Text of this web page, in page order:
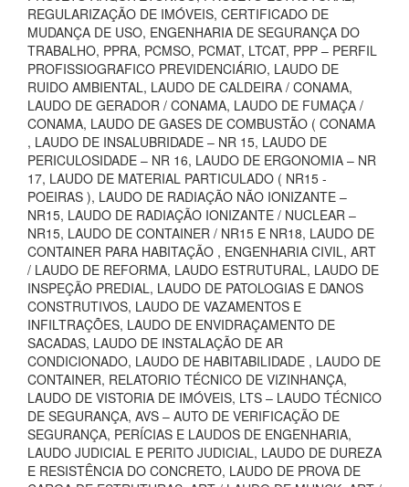
REGULARIZAÇÃO DE IMÓVEIS, CERTIFICADO DE
MUDANÇA DE USO, ENGENHARIA DE SEGURANÇA DO
TRABALHO, PPRA, PCMSO, PCMAT, LTCAT, PPP – PERFIL
PROFISSIOGRAFICO PREVIDENCIÁRIO, LAUDO DE
RUIDO AMBIENTAL, LAUDO DE CALDEIRA / CONAMA,
LAUDO DE GERADOR / CONAMA, LAUDO DE FUMAÇA /
CONAMA, LAUDO DE GASES DE COMBUSTÃO ( CONAMA
, LAUDO DE INSALUBRIDADE – NR 15, LAUDO DE
PERICULOSIDADE – NR 16, LAUDO DE ERGONOMIA – NR
17, LAUDO DE MATERIAL PARTICULADO ( NR15 -
POEIRAS ), LAUDO DE RADIAÇÃO NÃO IONIZANTE –
NR15, LAUDO DE RADIAÇÃO IONIZANTE / NUCLEAR –
NR15, LAUDO DE CONTAINER / NR15 E NR18, LAUDO DE
CONTAINER PARA HABITAÇÃO , ENGENHARIA CIVIL, ART
/ LAUDO DE REFORMA, LAUDO ESTRUTURAL, LAUDO DE
INSPEÇÃO PREDIAL, LAUDO DE PATOLOGIAS E DANOS
CONSTRUTIVOS, LAUDO DE VAZAMENTOS E
INFILTRAÇÕES, LAUDO DE ENVIDRAÇAMENTO DE
SACADAS, LAUDO DE INSTALAÇÃO DE AR
CONDICIONADO, LAUDO DE HABITABILIDADE , LAUDO DE
CONTAINER, RELATORIO TÉCNICO DE VIZINHANÇA,
LAUDO DE VISTORIA DE IMÓVEIS, LTS – LAUDO TÉCNICO
DE SEGURANÇA, AVS – AUTO DE VERIFICAÇÃO DE
SEGURANÇA, PERÍCIAS E LAUDOS DE ENGENHARIA,
LAUDO JUDICIAL E PERITO JUDICIAL, LAUDO DE DUREZA
E RESISTÊNCIA DO CONCRETO, LAUDO DE PROVA DE